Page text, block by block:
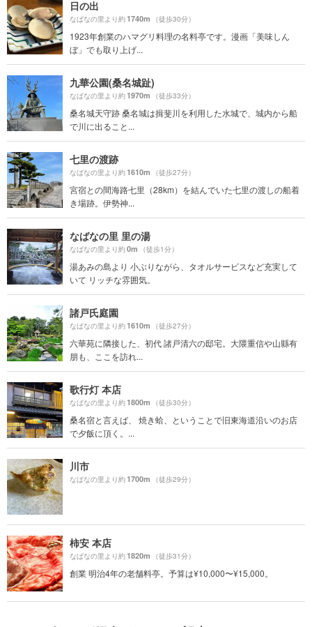
日の出
なばなの里より約1740m （徒歩30分）
1923年創業のハマグリ料理の名料亭です。漫画「美味しん
ぼ」でも取り上げ...
九華公園(桑名城趾)
なばなの里より約1970m （徒歩33分）
桑名城天守跡 桑名城は揖斐川を利用した水城で、城内から船
で川に出ること...
七里の渡跡
なばなの里より約1610m （徒歩27分）
宮宿との間海路七里（28km）を結んでいた七里の渡しの船着
き場跡。伊勢神...
なばなの里 里の湯
なばなの里より約0m （徒歩1分）
湯あみの島より 小ぶりながら、タオルサービスなど充実して
いて リッチな雰囲気。
諸戸氏庭園
なばなの里より約1610m （徒歩27分）
六華苑に隣接した、初代 諸戸清六の邸宅。大隈重信や山縣有
朋も、ここを訪れ...
歌行灯 本店
なばなの里より約1800m （徒歩30分）
桑名宿と言えば、 焼き蛤、ということで旧東海道沿いのお店
で夕飯に頂く。...
川市
なばなの里より約1700m （徒歩29分）
柿安 本店
なばなの里より約1820m （徒歩31分）
創業 明治4年の老舗料亭。予算は¥10,000〜¥15,000。